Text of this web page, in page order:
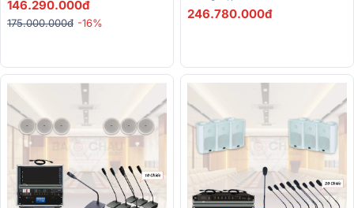
(17 Micro)
146.290.000đ
175.000.000đ -16%
246.780.000đ